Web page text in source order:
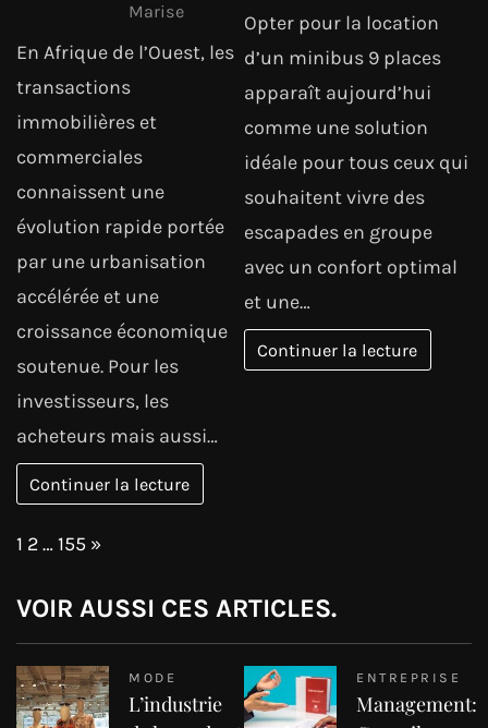
Marise
En Afrique de l’Ouest, les
transactions
immobilières et
commerciales
connaissent une
évolution rapide portée
par une urbanisation
accélérée et une
croissance économique
soutenue. Pour les
investisseurs, les
acheteurs mais aussi…
Continuer la lecture
Opter pour la location
d’un minibus 9 places
apparaît aujourd’hui
comme une solution
idéale pour tous ceux qui
souhaitent vivre des
escapades en groupe
avec un confort optimal
et une…
Continuer la lecture
Page:
1 2…155 Next
»
VOIR AUSSI CES ARTICLES.
MODE
L’industrie
ENTREPRISE
Management: